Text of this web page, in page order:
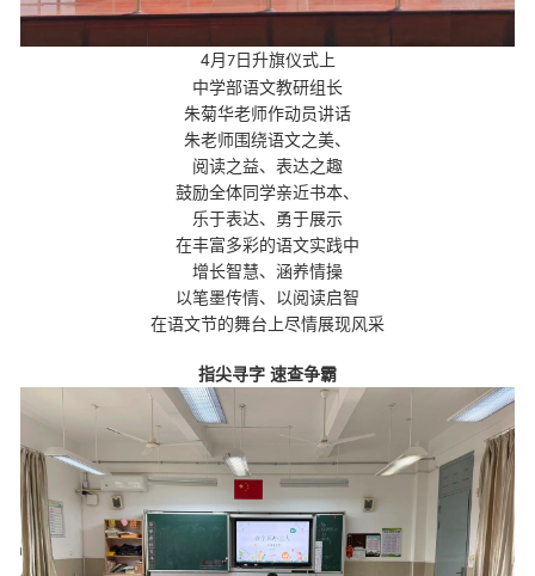
4月 7日升旗仪式上
中学部语文教研组长
朱菊华老师作动员讲话
朱老师围绕语文之美、
阅读之益、表达之趣
鼓励全体同学亲近书本、
乐于表达、勇于展示
在丰富多彩的语文实践中
增长智慧、涵养情操
以笔墨传情、以阅读启智
在语文节的舞台上尽情展现风采
指尖寻字 速查争霸